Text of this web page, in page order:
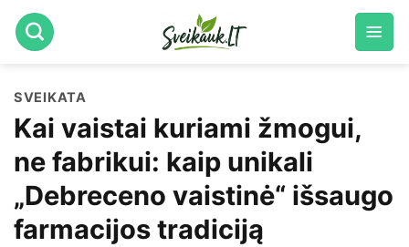
Skip
to
SVEIKATA
Kai vaistai kuriami žmogui,
ne fabrikui: kaip unikali
„Debreceno vaistinė“ išsaugo
farmacijos tradiciją